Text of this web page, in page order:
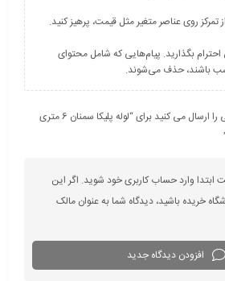
بگذارید. پیام‌هایی که شامل محتوای
باشند، حذف می‌شوند.
اولین نفری باشید که دیدگاهی را ارسال می کنید برای “لوله پلیکا سمنان 6 متری
ابتدا وارد حساب کاربری خود شوید. اگر این
خریده باشید، دیدگاه شما به عنوان مالک
افزودن دیدگاه جدید